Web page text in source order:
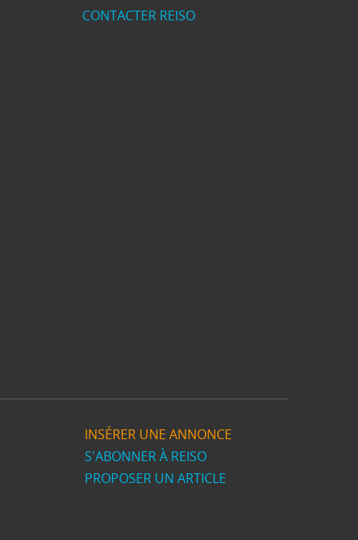
CONTACTER REISO
INSÉRER UNE ANNONCE
S'ABONNER À REISO
PROPOSER UN ARTICLE